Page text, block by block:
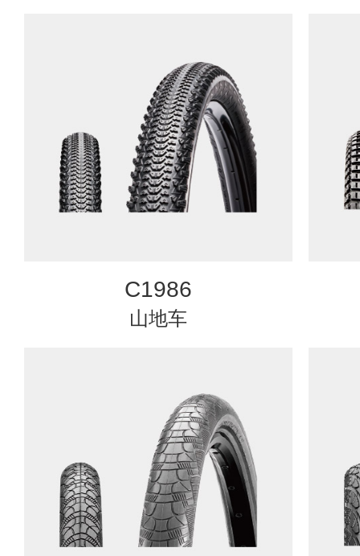
C1986
山地车